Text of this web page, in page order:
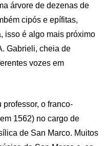
árvore de dezenas de
cipós e epífitas,
isso é algo mais próximo
Gabrieli, cheia de
vozes em
o franco-
1562) no cargo de
de San Marco. Muitos